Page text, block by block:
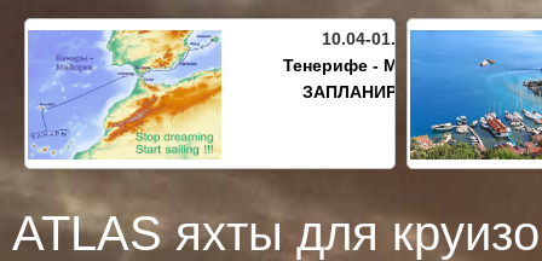
10.04-01.05.2027
Тенерифе - Майорка
ЗАПЛАНИРОВАНО
ATLAS яхты для